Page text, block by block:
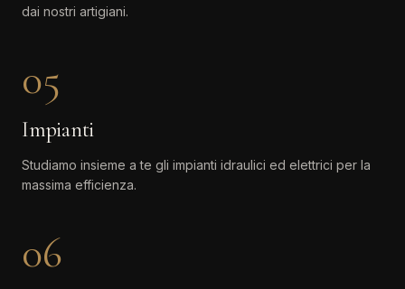
dai nostri artigiani.
05
Impianti
Studiamo insieme a te gli impianti idraulici ed elettrici per la
massima efficienza.
06